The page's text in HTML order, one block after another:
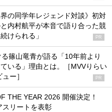
界の同学年レジェンド対談》初対
内村航平が本音で語り合った競
けられる」
PR
篠山竜青が語る「10年前より
いる」理由とは。［MVVりらい
ー］
PR
THE YEAR 2026 開催決定！
スリートを表彰